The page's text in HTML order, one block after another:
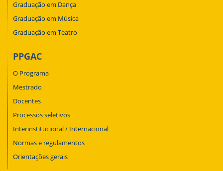
Graduação em Dança
Graduação em Música
Graduação em Teatro
PPGAC
O Programa
Mestrado
Docentes
Processos seletivos
Interinstitucional / Internacional
Normas e regulamentos
Orientações gerais